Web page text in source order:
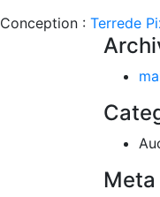
Conception : Terrede
Meta